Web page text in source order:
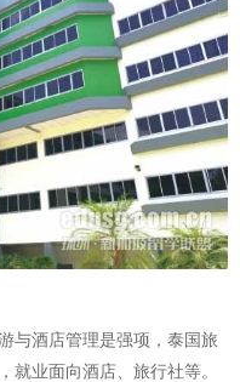
与酒店管理是强项，泰国旅
就业面向酒店、旅行社等。